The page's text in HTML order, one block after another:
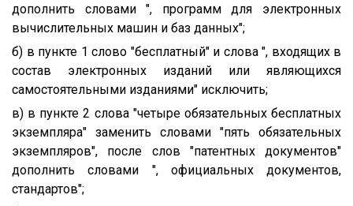
дополнить словами ", программ для электронных
вычислительных машин и баз данных";
б) в пункте 1 слово "бесплатный" и слова ", входящих в
состав электронных изданий или являющихся
самостоятельными изданиями" исключить;
в) в пункте 2 слова "четыре обязательных бесплатных
экземпляра" заменить словами "пять обязательных
экземпляров", после слов "патентных документов"
дополнить словами ", официальных документов,
стандартов";